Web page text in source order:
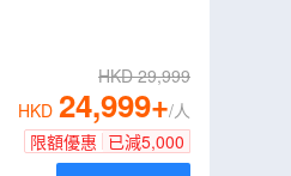
HKD29,999
HKD 24,999+/人
限額優惠 已減5,000